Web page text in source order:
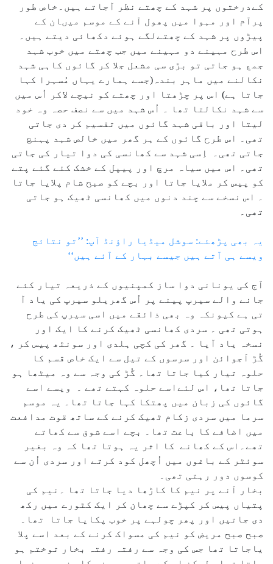
کےدرختوں پر شہد کے چھتے نظر آجاتے ہیں۔خاص طور
پرآم اور مہوا میں پھول آنے کے موسم میںان کے
پیڑوں پر شہد کے چھتےلگے ہوئے دکھائی دیتے ہیں۔
اس طرح مہینے دو مہینے میں جب چھتے میں خوب شہد
جمع ہو جاتی تو بڑی سی مشعل جلا کر گائوں کاہی شہد
نکالنے میں ماہر بندہ(جسے ہمارے یہاں مُسہرا کہا
جاتا ہے) اس پر چڑھتا اور چھتے کو نیچے لاکر اُس میں
سے شہد نکالتا تھا ۔ اُس شہد میں سے نصف حصہ وہ خود
لیتا اور باقی شہد گائوں میں تقسیم کر دی جاتی
تھی۔ اس طرح گائوں کے ہر گھر میں خالص شہد پہنچ
جاتی تھی۔ اِسی شہد سے کھانسی کی دوا تیار کی جاتی
تھی۔ اس میں سیاہ مرچ اور پیپل کے خشک کئے گئے پتے
کو پیس کر ملایا جاتا اور بچے کو صبح شام پلایا جاتا
۔ اس نسخے سے چند دنوں میں کھانسی ٹھیک ہو جاتی
تھی۔
یہ بھی پڑھئے: سوشل میڈیا راؤنڈ اَپ: ’’تو نتائج
ویسے ہی آتے ہیں جیسے بہار کے آئے ہیں‘‘
آج کی یونانی دوا ساز کمپنیوں کے ذریعہ تیار کئے
جانے والے سیرپ پینے پر اُس گھریلو سیرپ کی یاد آ
تی ہے کیونکہ وہ بھی ذائقے میں اسی سیرپ کی طرح
ہوتی تھی ۔ سردی کھانسی ٹھیک کرنے کا ایک اور
نسخہ یاد آیا ۔ گھر کی کچی ہلدی اور سونٹھ پیس کر ،
گُڑ اَجوائن اور سرسوں کے تیل سے ایک خاص قسم کا
حلوہ تیار کیا جاتا تھا۔ گُڑ کی وجہ سے وہ میٹھا ہو
جاتا تھا، اس لئےاسے حلوہ کہتے تھے ۔ ویسے اسے
گائوں کی زبان میں پھتکا کہا جاتا تھا۔ یہ موسم
سرما میں سردی زکام ٹھیک کرنے کے ساتھ قوت مدافعت
میں اضافے کا باعث تھا۔ بچے اسے شوق سے کھاتے
تھے۔اس کے کھانے کا اثر یہ ہوتا تھا کہ وہ بغیر
سوئٹر کے باغوں میں اُچھل کود کرتے اور سردی اُن سے
کوسوں دور رہتی تھی۔
بخار آنے پر نیم کا کاڑھا دیا جاتا تھا ۔نیم کی
پتیاں پیس کر کپڑے سے چھان کر ایک کٹورے میں رکھ
دی جاتیں اور پھر چولہے پر خوب پکایا جاتا تھا۔
صبح صبح مریض کو نیم کی مسواک کرنے کے بعد اسے پلا
یاجاتا تھا جس کی وجہ سے رفتہ رفتہ بخار توختم ہو